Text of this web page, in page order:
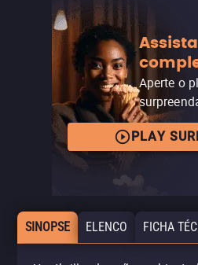
Aperte o
PLAY
SINOPSE ELENCO FICHA